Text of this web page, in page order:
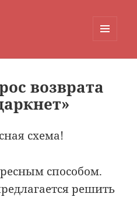
возврата
схема!
способом.
решить